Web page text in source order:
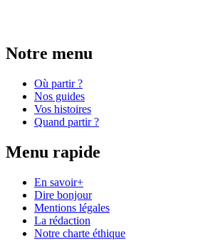
Notre menu
Où partir ?
Nos guides
Vos histoires
Quand partir ?
Menu rapide
En savoir+
Dire bonjour
Mentions légales
La rédaction
Notre charte éthique